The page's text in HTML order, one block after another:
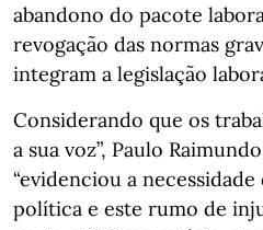
abandono do pacote
revogação das normas
integram a legislação
Considerando que os
a sua voz”, Paulo
“evidenciou a
política e este rumo de